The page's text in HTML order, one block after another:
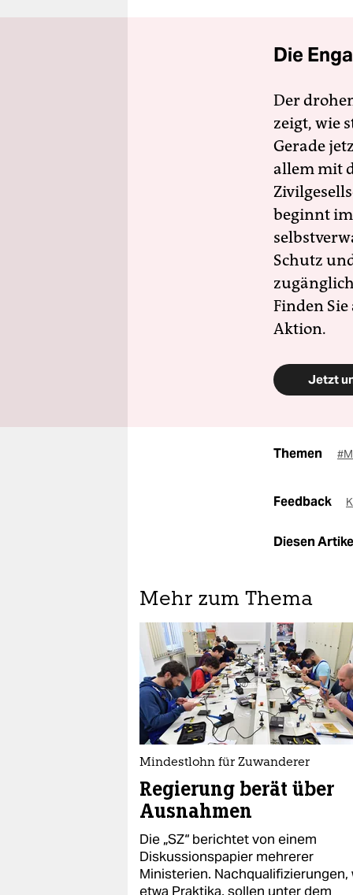
Die
Der
zeigt, wie
Gerade
allem mit
beginnt
Schutz
Finden
Aktion.
Jetzt
Themen
Feedback
Diesen
Mehr zum Thema
Mindestlohn für Zuwanderer
Regierung berät über
Ausnahmen
Die „SZ“ berichtet von einem
Diskussionspapier mehrerer
Ministerien. Nachqualifizierungen,
etwa Praktika, sollen unter dem